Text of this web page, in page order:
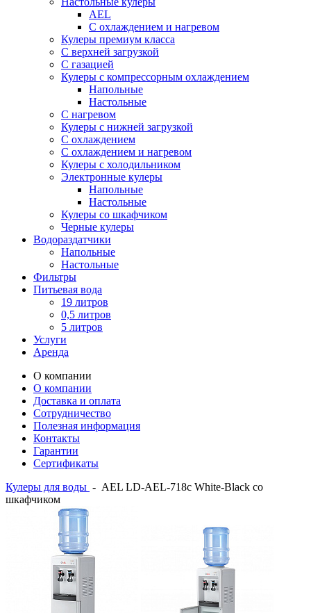
AEL
С охлаждением и нагревом
Кулеры премиум класса
С верхней загрузкой
С газацией
Кулеры с компрессорным охлаждением
Напольные
Настольные
С нагревом
Кулеры с нижней загрузкой
С охлаждением
С охлаждением и нагревом
Кулеры с холодильником
Электронные кулеры
Напольные
Настольные
Кулеры со шкафчиком
Черные кулеры
Водораздатчики
Напольные
Настольные
Фильтры
Питьевая вода
19 литров
0,5 литров
5 литров
Услуги
Аренда
О компании
О компании
Доставка и оплата
Сотрудничество
Полезная информация
Контакты
Гарантии
Сертификаты
Кулеры для воды - AEL LD-AEL-718c White-Black со
шкафчиком